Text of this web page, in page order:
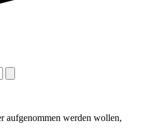
aufgenommen werden wollen,